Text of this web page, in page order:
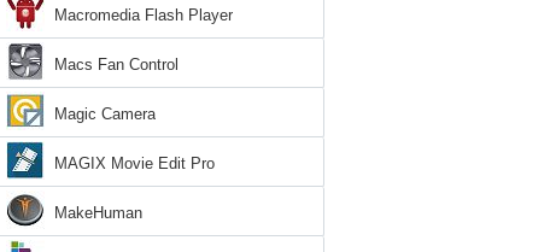
Macromedia Flash Player
Macs Fan Control
Magic Camera
MAGIX Movie Edit Pro
MakeHuman